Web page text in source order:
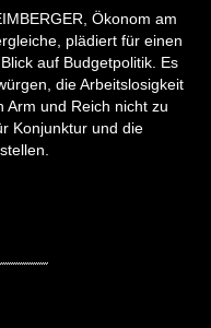
Ökonom am
plädiert für einen
auf Budgetpolitik. Es
die Arbeitslosigkeit
Arm und Reich nicht zu
Konjunktur und die